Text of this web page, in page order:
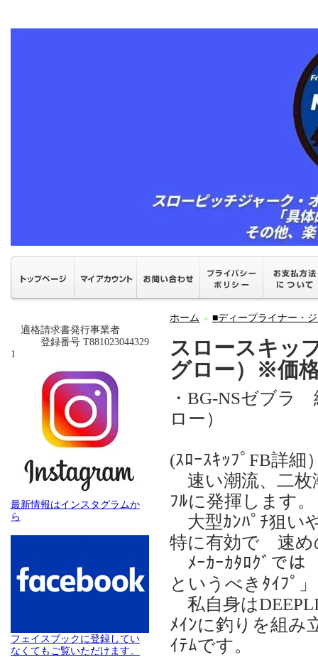
適格請求書発行事業者
登録番号 T881023044329
1
最新情報はインスタグラムか
ら
フェイスブックに登録してい
なくてもご覧いただけます。
ホーム ＞ ■ディープライナー・
スロースキッ
グロー）※価
・BG-NSゼブラ
ロー）
(ｽﾛｰｽｷｯﾌﾟFB詳細
速い潮流、二枚
ﾌﾙに発揮します。
大型ｶﾝﾊﾟﾁ狙い
特に有効で 速め
ﾒｰｶｰｶﾀﾛｸﾞでは
というべきﾀｲﾌﾟ
私自身は
ﾒｲﾝに釣りを組み
ｲﾃﾑです。